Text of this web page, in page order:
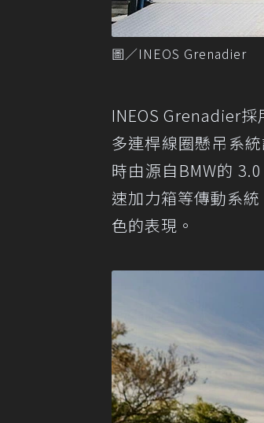
圖／INEOS Grenadier
INEOS Grenadier
多連桿線圈懸吊系
時由源自BMW的
速加力箱等傳動系
色的表現。